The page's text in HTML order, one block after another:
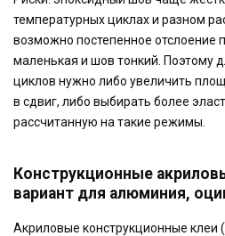
температурных циклах и разном
возможно постепенное отслоение
маленькая и шов тонкий. Поэтому
циклов нужно либо увеличить
в сдвиг, либо выбирать более
рассчитанную на такие режимы.
Конструкционные
вариант для алюминия,
Акриловые конструкционные